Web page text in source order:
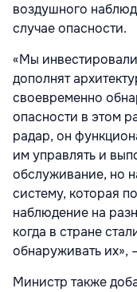
воздушного
случае опасности.
«Мы
дополнят
своевременно
опасности в этом
радар, он
им управлять и
обслуживание, но
систему, которая
наблюдение на
когда в стране
обнаруживать их»,
Министр также